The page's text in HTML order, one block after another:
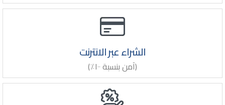
الشراء عبر الانترنت
(آمن بنسبة ١٠٠٪)